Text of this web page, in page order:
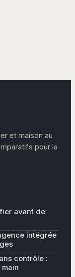
et maison au
pour la
avant de
intégrée
contrôle :